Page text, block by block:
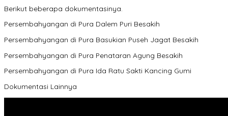
Berikut beberapa dokumentasinya.
Persembahyangan di Pura Dalem Puri Besakih
Persembahyangan di Pura Basukian Puseh Jagat Besakih
Persembahyangan di Pura Penataran Agung Besakih
Persembahyangan di Pura Ida Ratu Sakti Kancing Gumi
Dokumentasi Lainnya